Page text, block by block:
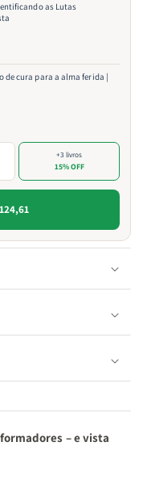
as Lutas
de cura para a alma ferida |
+3 livros
15% OFF
– e vista